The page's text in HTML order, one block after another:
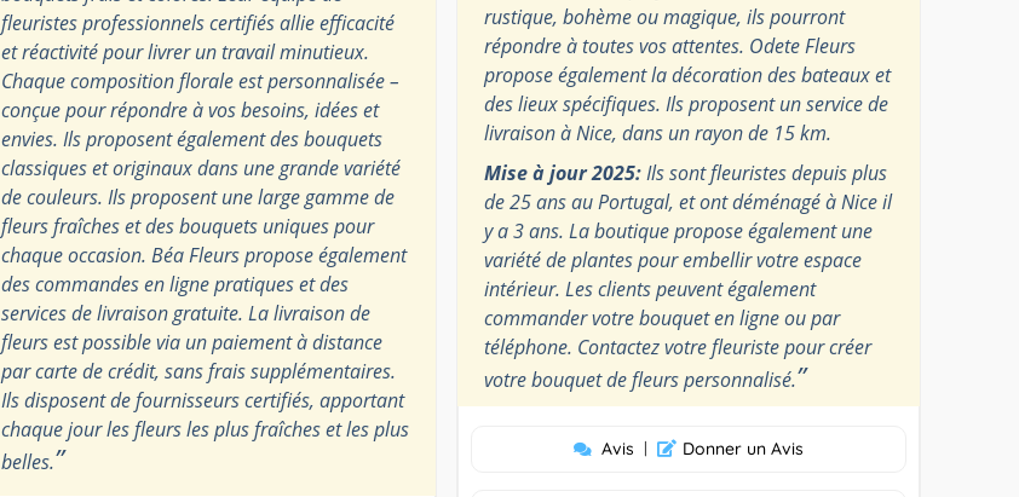
fleuristes professionnels certifiés allie efficacité
et réactivité pour livrer un travail minutieux.
Chaque composition florale est personnalisée –
conçue pour répondre à vos besoins, idées et
envies. Ils proposent également des bouquets
classiques et originaux dans une grande variété
de couleurs. Ils proposent une large gamme de
fleurs fraîches et des bouquets uniques pour
chaque occasion. Béa Fleurs propose également
des commandes en ligne pratiques et des
services de livraison gratuite. La livraison de
fleurs est possible via un paiement à distance
par carte de crédit, sans frais supplémentaires.
Ils disposent de fournisseurs certifiés, apportant
chaque jour les fleurs les plus fraîches et les plus
belles.”
rustique, bohème ou magique, ils pourront
répondre à toutes vos attentes. Odete Fleurs
propose également la décoration des bateaux et
des lieux spécifiques. Ils proposent un service de
livraison à Nice, dans un rayon de 15 km.
Mise à jour 2025:Ils sont fleuristes depuis plus
de 25 ans au Portugal, et ont déménagé à Nice il
y a 3 ans. La boutique propose également une
variété de plantes pour embellir votre espace
intérieur. Les clients peuvent également
commander votre bouquet en ligne ou par
téléphone. Contactez votre fleuriste pour créer
votre bouquet de fleurs personnalisé.”
Avis | Donner un Avis